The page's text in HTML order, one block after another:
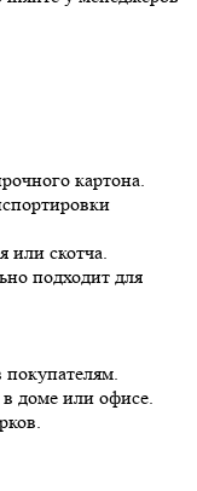
картона.
или скотча.
подходит для
доме или офисе.